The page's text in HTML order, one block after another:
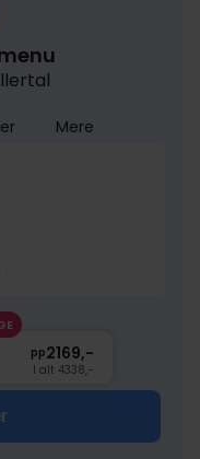
Mere
pp2169,-
I alt 4338,-